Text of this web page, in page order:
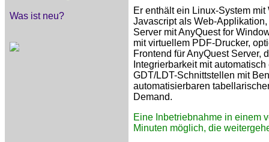
Was ist neu?
Er enthält ein Linux-System
Javascript als Web-
Server mit AnyQuest for
mit virtuellem PDF-Drucker,
Frontend für AnyQuest Server,
Integrierbarkeit mit
GDT/LDT-Schnittstellen mit
automatisierbaren
Demand.
Eine Inbetriebnahme in einem
Minuten möglich, die